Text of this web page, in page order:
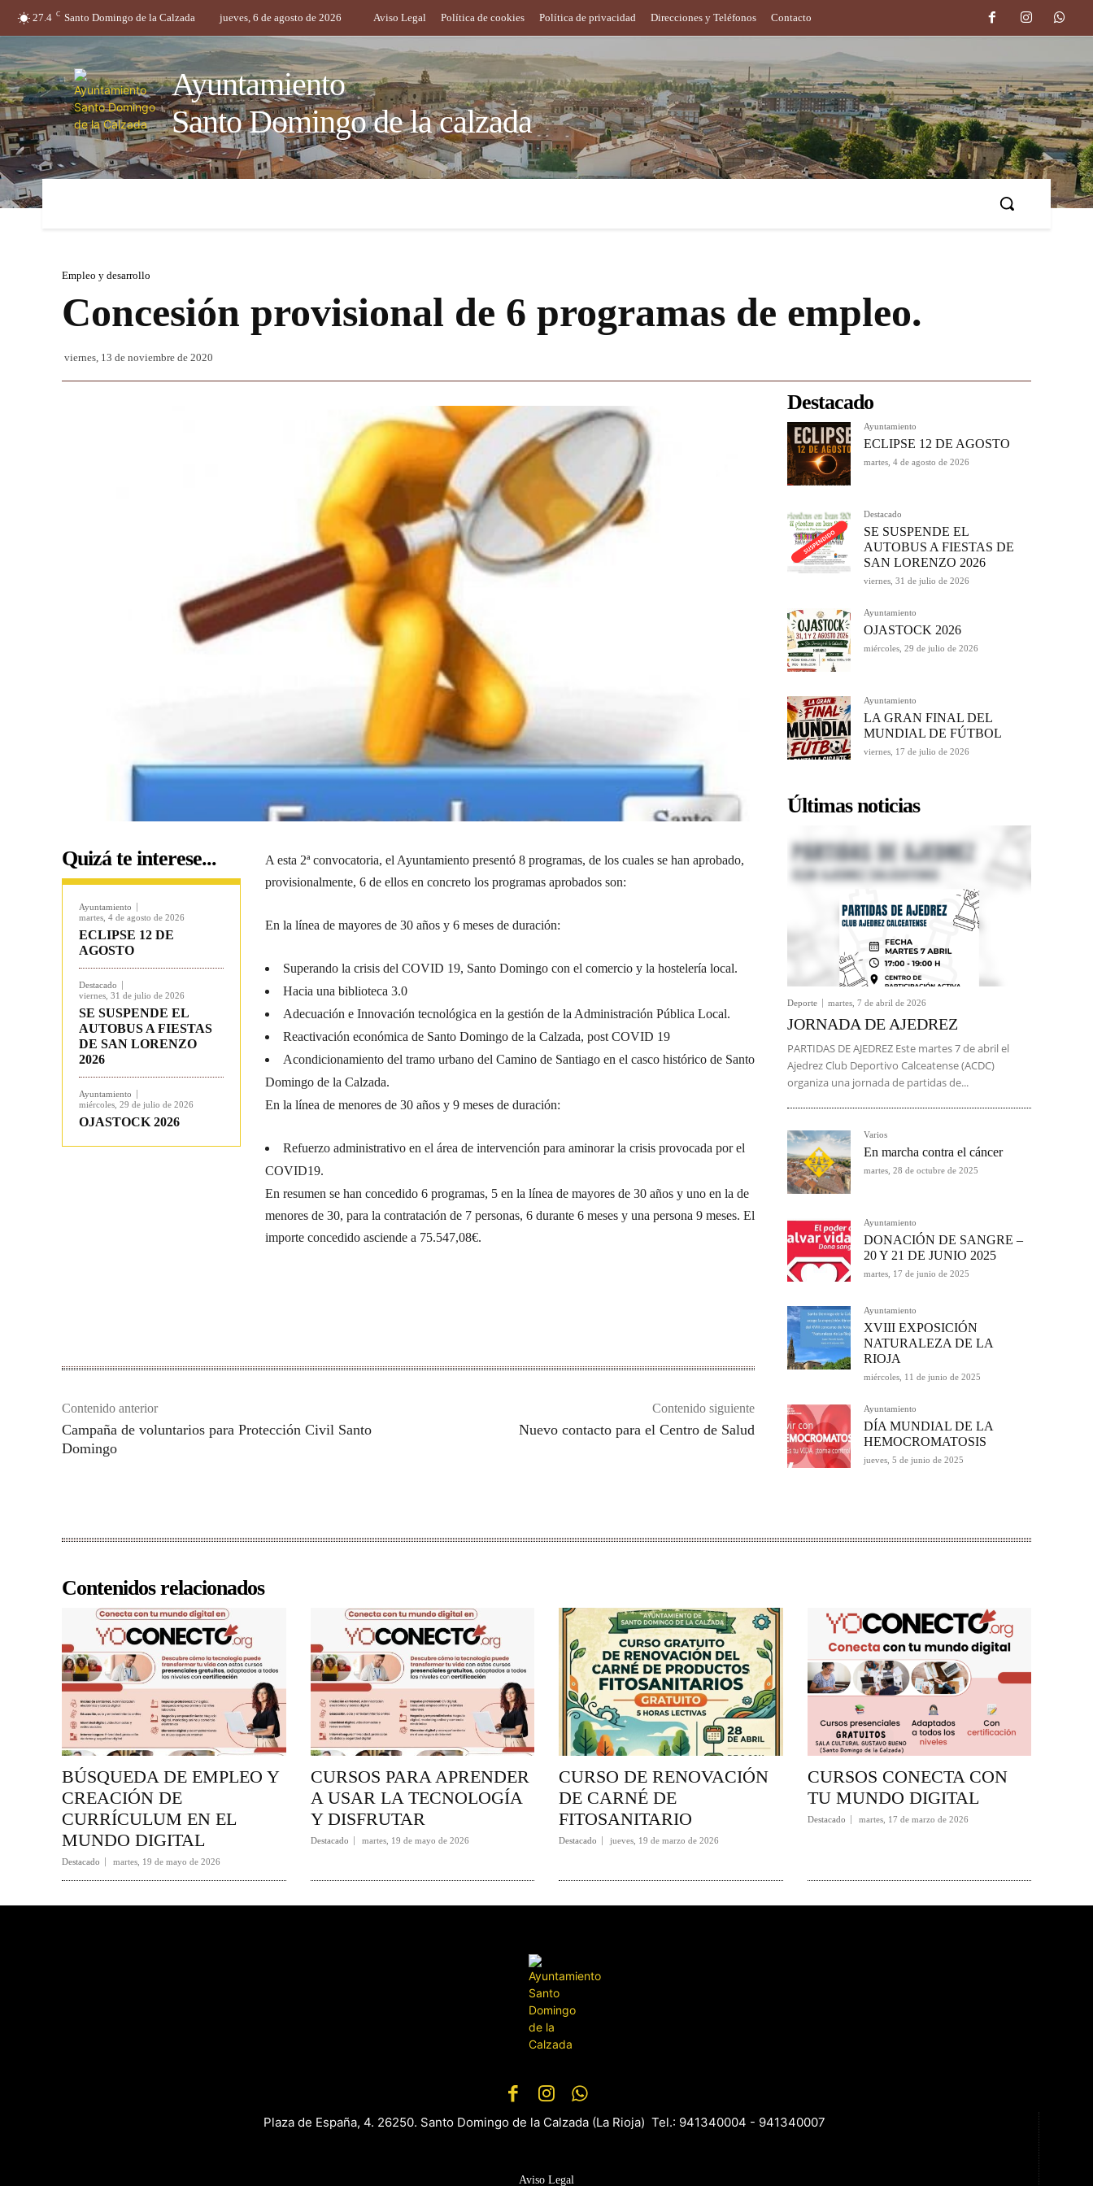
27.4 C Santo Domingo de la Calzada jueves, 6 de agosto de 2026 Aviso Legal Política de cookies Política de privacidad Direcciones y Teléfonos Contacto
Ayuntamiento
Santo Domingo de la calzada
Empleo y desarrollo
Concesión provisional de 6 programas de empleo.
viernes, 13 de noviembre de 2020
Quizá te interese...
Ayuntamiento
martes, 4 de agosto de 2026
ECLIPSE 12 DE
AGOSTO
Destacado
viernes, 31 de julio de 2026
SE SUSPENDE EL
AUTOBUS A FIESTAS
DE SAN LORENZO
2026
Ayuntamiento
miércoles, 29 de julio de 2026
OJASTOCK 2026
A esta 2ª convocatoria, el Ayuntamiento presentó 8 programas, de los cuales se han aprobado,
provisionalmente, 6 de ellos en concreto los programas aprobados son:
En la línea de mayores de 30 años y 6 meses de duración:
Superando la crisis del COVID 19, Santo Domingo con el comercio y la hostelería local.
Hacia una biblioteca 3.0
Adecuación e Innovación tecnológica en la gestión de la Administración Pública Local.
Reactivación económica de Santo Domingo de la Calzada, post COVID 19
Acondicionamiento del tramo urbano del Camino de Santiago en el casco histórico de Santo
Domingo de la Calzada.
En la línea de menores de 30 años y 9 meses de duración:
Refuerzo administrativo en el área de intervención para aminorar la crisis provocada por el
COVID19.
En resumen se han concedido 6 programas, 5 en la línea de mayores de 30 años y uno en la de
menores de 30, para la contratación de 7 personas, 6 durante 6 meses y una persona 9 meses. El
importe concedido asciende a 75.547,08€.
Contenido anterior
Campaña de voluntarios para Protección Civil Santo
Domingo
Contenido siguiente
Nuevo contacto para el Centro de Salud
Destacado
Ayuntamiento
ECLIPSE 12 DE AGOSTO
martes, 4 de agosto de 2026
Destacado
SE SUSPENDE EL
AUTOBUS A FIESTAS DE
SAN LORENZO 2026
viernes, 31 de julio de 2026
Ayuntamiento
OJASTOCK 2026
miércoles, 29 de julio de 2026
Ayuntamiento
LA GRAN FINAL DEL
MUNDIAL DE FÚTBOL
viernes, 17 de julio de 2026
Últimas noticias
Deporte martes, 7 de abril de 2026
JORNADA DE AJEDREZ
PARTIDAS DE AJEDREZ Este martes 7 de abril el
Ajedrez Club Deportivo Calceatense (ACDC)
organiza una jornada de partidas de...
Varios
En marcha contra el cáncer
martes, 28 de octubre de 2025
Ayuntamiento
DONACIÓN DE SANGRE –
20 Y 21 DE JUNIO 2025
martes, 17 de junio de 2025
Ayuntamiento
XVIII EXPOSICIÓN
NATURALEZA DE LA
RIOJA
miércoles, 11 de junio de 2025
Ayuntamiento
DÍA MUNDIAL DE LA
HEMOCROMATOSIS
jueves, 5 de junio de 2025
Contenidos relacionados
BÚSQUEDA DE EMPLEO Y
CREACIÓN DE
CURRÍCULUM EN EL
MUNDO DIGITAL
Destacado martes, 19 de mayo de 2026
CURSOS PARA APRENDER
A USAR LA TECNOLOGÍA
Y DISFRUTAR
Destacado martes, 19 de mayo de 2026
CURSO DE RENOVACIÓN
DE CARNÉ DE
FITOSANITARIO
Destacado jueves, 19 de marzo de 2026
CURSOS CONECTA CON
TU MUNDO DIGITAL
Destacado martes, 17 de marzo de 2026
Plaza de España, 4. 26250. Santo Domingo de la Calzada (La Rioja) Tel.: 941340004 - 941340007
Aviso Legal